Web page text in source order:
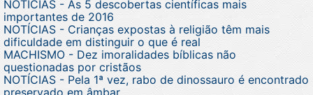
NOTÍCIAS - As 5 descobertas científicas mais
importantes de 2016
NOTÍCIAS - Crianças expostas à religião têm mais
dificuldade em distinguir o que é real
MACHISMO - Dez imoralidades bíblicas não
questionadas por cristãos
NOTÍCIAS - Pela 1ª vez, rabo de dinossauro é encontrado
preservado em âmbar